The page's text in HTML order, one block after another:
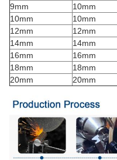
9mm
10mm
10mm 10mm
12mm
12mm
14mm
14mm
16mm 16mm
18mm
18mm
20mm
20mm